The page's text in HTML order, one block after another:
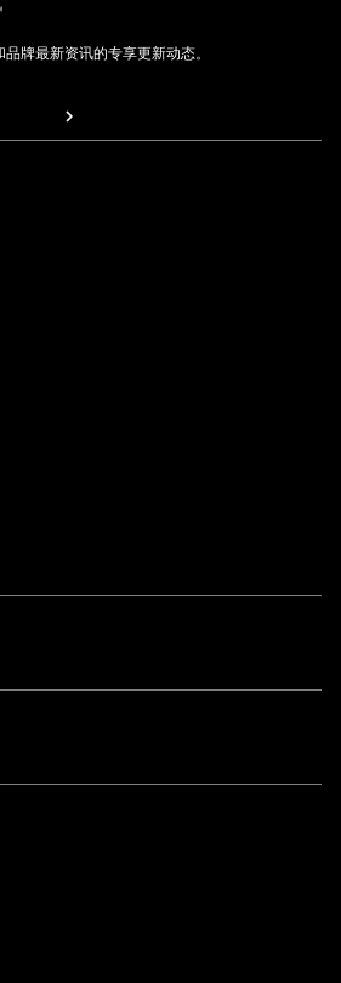
牌最新资讯的专享更新动态。